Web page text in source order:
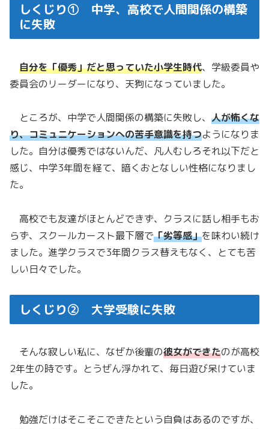
しくじり① 中学、高校で人間関係の構築
に失敗
自分を「優秀」だと思っていた小学生時代、学級委員や
委員会のリーダーになり、天狗になっていました。
ところが、中学で人間関係の構築に失敗し、 人が怖くな
り、コミュニケーションへの苦手意識を持つようになりま
した。自分は優秀ではないんだ、凡人むしろそれ以下だと
感じ、中学3年間を経て、暗くおとなしい性格になりまし
た。
高校でも友達がほとんどできず、クラスに話し相手もお
らず、スクールカースト最下層で「劣等感」を味わい続け
ました。進学クラスで3年間クラス替えもなく、とても苦
しい日々でした。
しくじり② 大学受験に失敗
そんな寂しい私に、なぜか後輩の彼女ができたのが高校
2年生の時です。とうぜん浮かれて、毎日遊び呆けていま
した。
勉強だけはそこそこできたという自負はあるのですが、